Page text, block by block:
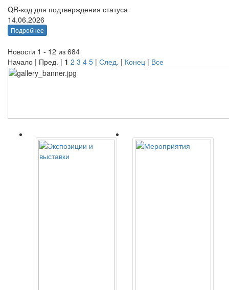
QR-код для подтверждения статуса
14.06.2026
Подробнее
Новости 1 - 12 из 684
Начало | Пред. | 1 2 3 4 5 | След. | Конец | Все